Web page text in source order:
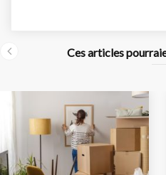
o
k
Ces articles